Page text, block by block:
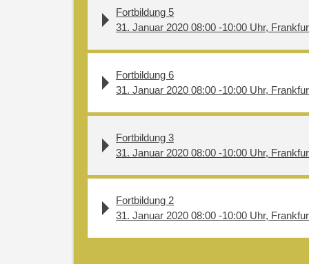
Fortbildung 5
31. Januar 2020 08:00 -10:00 Uhr,
Fortbildung 6
31. Januar 2020 08:00 -10:00 Uhr,
Fortbildung 3
31. Januar 2020 08:00 -10:00 Uhr,
Fortbildung 2
31. Januar 2020 08:00 -10:00 Uhr,